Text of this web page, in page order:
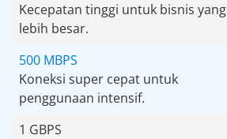
Kecepatan tinggi untuk bisnis yang
lebih besar.
500 MBPS
Koneksi super cepat untuk
penggunaan intensif.
1 GBPS